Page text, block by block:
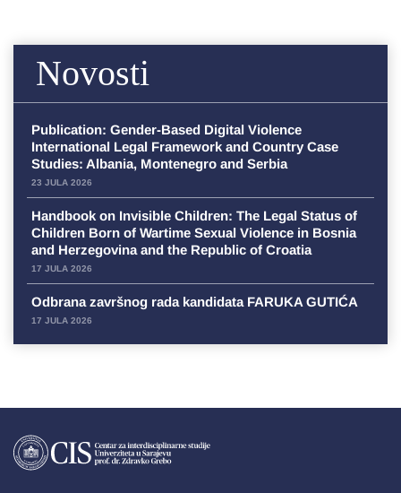
Novosti
Publication: Gender-Based Digital Violence
International Legal Framework and Country Case
Studies: Albania, Montenegro and Serbia
23 JULA 2026
Handbook on Invisible Children: The Legal Status of
Children Born of Wartime Sexual Violence in Bosnia
and Herzegovina and the Republic of Croatia
17 JULA 2026
Odbrana završnog rada kandidata FARUKA GUTIĆA
17 JULA 2026